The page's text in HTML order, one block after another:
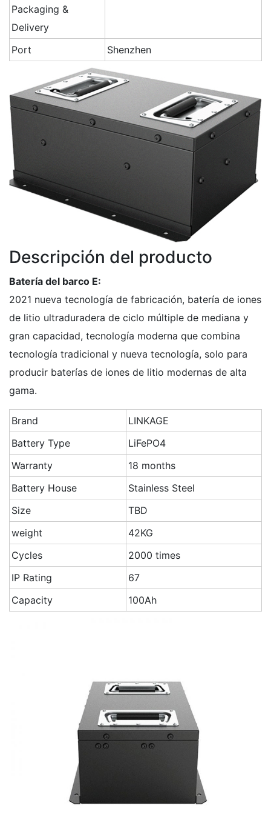
Packaging &
Delivery
Port
Shenzhen
Descripción del producto
Batería del barco E:
2021 nueva tecnología de fabricación, batería de iones
de litio ultraduradera de ciclo múltiple de mediana y
gran capacidad, tecnología moderna que combina
tecnología tradicional y nueva tecnología, solo para
producir baterías de iones de litio modernas de alta
gama.
Brand
LINKAGE
Battery Type
LiFePO4
Warranty
18 months
Battery House
Stainless Steel
Size
TBD
weight
42KG
Cycles
2000 times
IP Rating
67
Capacity
100Ah